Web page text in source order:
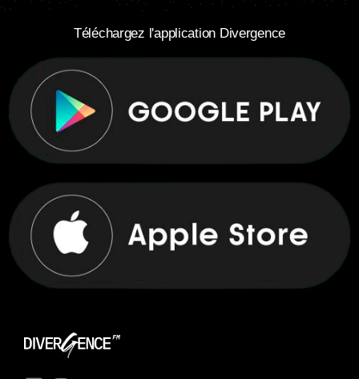
Téléchargez l'application Divergence